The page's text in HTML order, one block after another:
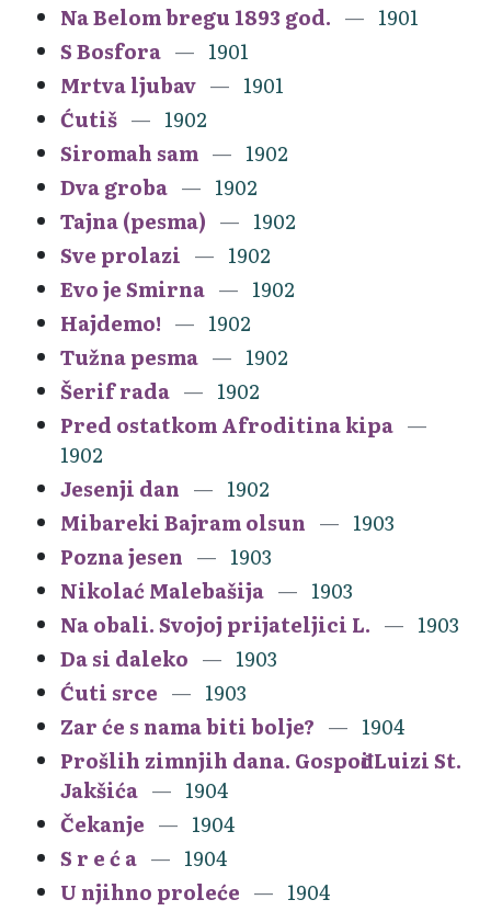
Na Belom bregu 1893 god.
1901
S Bosfora
1901
Mrtva ljubav
1901
Ćutiš
1902
Siromah sam
1902
Dva groba
1902
Tajna (pesma)
1902
Sve prolazi
1902
Evo je Smirna
1902
Hajdemo!
1902
Tužna pesma
1902
Šerif rada
1902
Pred ostatkom Afroditina kipa
1902
Jesenji dan
1902
Mibareki Bajram olsun
1903
Pozna jesen
1903
Nikolać Malebašija
1903
Na obali. Svojoj prijateljici L.
1903
Da si daleko
1903
Ćuti srce
1903
Zar će s nama biti bolje?
1904
Prošlih zimnjih dana. Gospođi Luizi St.
Jakšića
1904
Čekanje
1904
S r e ć a
1904
U njihno proleće
1904